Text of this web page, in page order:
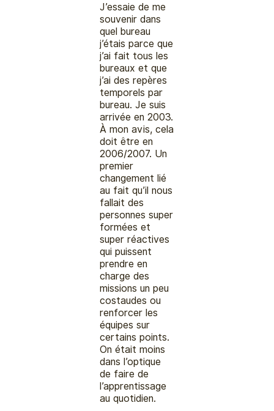
J’essaie de me
souvenir dans
quel bureau
j’étais parce que
j’ai fait tous les
bureaux et que
j’ai des repères
temporels par
bureau. Je suis
arrivée en 2003.
À mon avis, cela
doit être en
2006/2007. Un
premier
changement lié
au fait qu’il nous
fallait des
personnes super
formées et
super réactives
qui puissent
prendre en
charge des
missions un peu
costaudes ou
renforcer les
équipes sur
certains points.
On était moins
dans l’optique
de faire de
l’apprentissage
au quotidien.